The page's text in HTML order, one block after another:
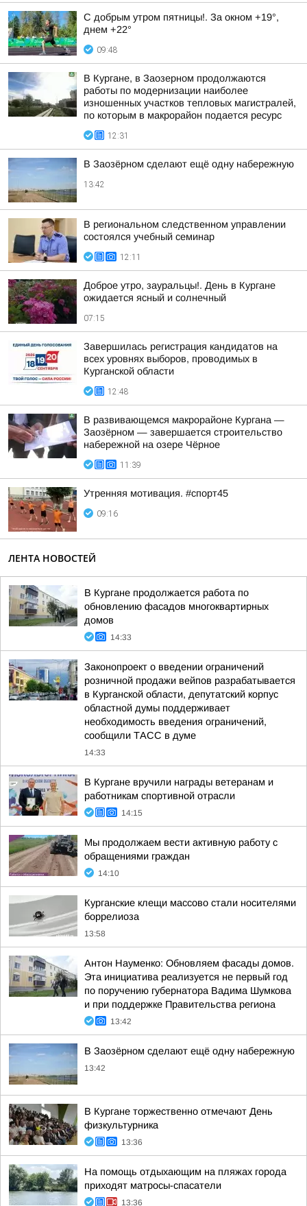
С добрым утром пятницы!. За окном +19°,
днем +22°
09:48
В Кургане, в Заозерном продолжаются
работы по модернизации наиболее
изношенных участков тепловых магистралей,
по которым в макрорайон подается ресурс
12:31
В Заозёрном сделают ещё одну набережную
13:42
В региональном следственном управлении
состоялся учебный семинар
12:11
Доброе утро, зауральцы!. День в Кургане
ожидается ясный и солнечный
07:15
Завершилась регистрация кандидатов на
всех уровнях выборов, проводимых в
Курганской области
12:48
В развивающемся макрорайоне Кургана —
Заозёрном — завершается строительство
набережной на озере Чёрное
11:39
Утренняя мотивация. #спорт45
09:16
ЛЕНТА НОВОСТЕЙ
В Кургане продолжается работа по
обновлению фасадов многоквартирных
домов
14:33
Законопроект о введении ограничений
розничной продажи вейпов разрабатывается
в Курганской области, депутатский корпус
областной думы поддерживает
необходимость введения ограничений,
сообщили ТАСС в думе
14:33
В Кургане вручили награды ветеранам и
работникам спортивной отрасли
14:15
Мы продолжаем вести активную работу с
обращениями граждан
14:10
Курганские клещи массово стали носителями
боррелиоза
13:58
Антон Науменко: Обновляем фасады домов.
Эта инициатива реализуется не первый год
по поручению губернатора Вадима Шумкова
и при поддержке Правительства региона
13:42
В Заозёрном сделают ещё одну набережную
13:42
В Кургане торжественно отмечают День
физкультурника
13:36
На помощь отдыхающим на пляжах города
приходят матросы-спасатели
13:36